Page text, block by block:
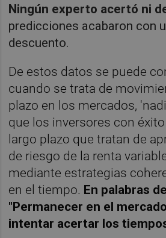
Ningún experto acertó ni
predicciones acabaron con
descuento.
De estos datos se puede
cuando se trata de
plazo en los mercados,
que los inversores con
largo plazo que tratan de
de riesgo de la renta
mediante estrategias
en el tiempo. En palabras
"Permanecer en el
intentar acertar los